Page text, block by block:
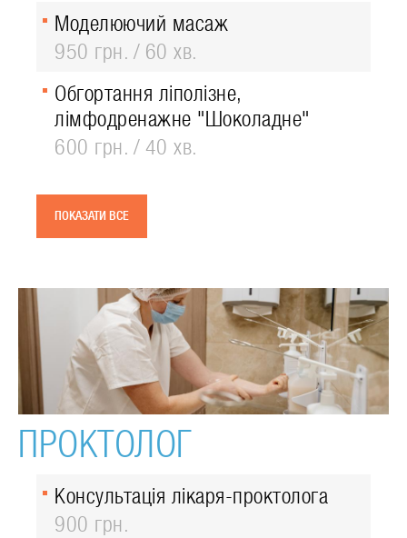
Моделюючий масаж
950 грн.
60 хв.
Обгортання ліполізне,
лімфодренажне "Шоколадне"
600 грн.
40 хв.
ПОКАЗАТИ ВСЕ
ПРОКТОЛОГ
Консультація лікаря-проктолога
900 грн.